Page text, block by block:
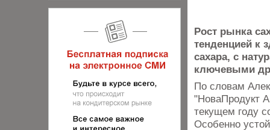
Рост рынка
тенденцией к
сахара, с
ключевыми
По словам
"НоваПродукт
текущем году
Особенно